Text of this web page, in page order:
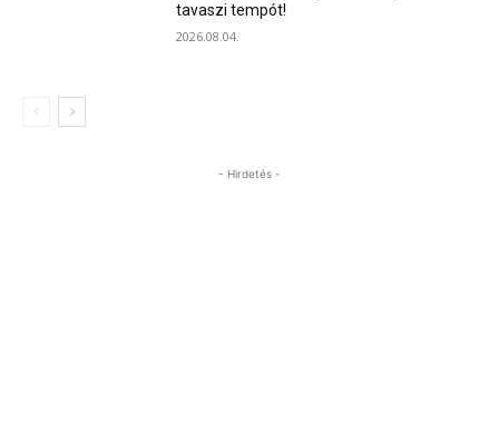
tavaszi tempót!
2026.08.04.
- Hirdetés -